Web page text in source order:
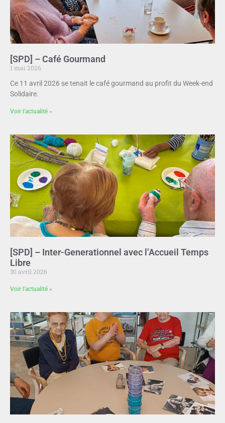
[SPD] – Café Gourmand
1 mai 2026
Ce 11 avril 2026 se tenait le café gourmand au profit du Week-end
Solidaire.
Voir l'actualité »
[SPD] – Inter-Generationnel avec l’Accueil Temps
Libre
30 avril 2026
Voir l'actualité »